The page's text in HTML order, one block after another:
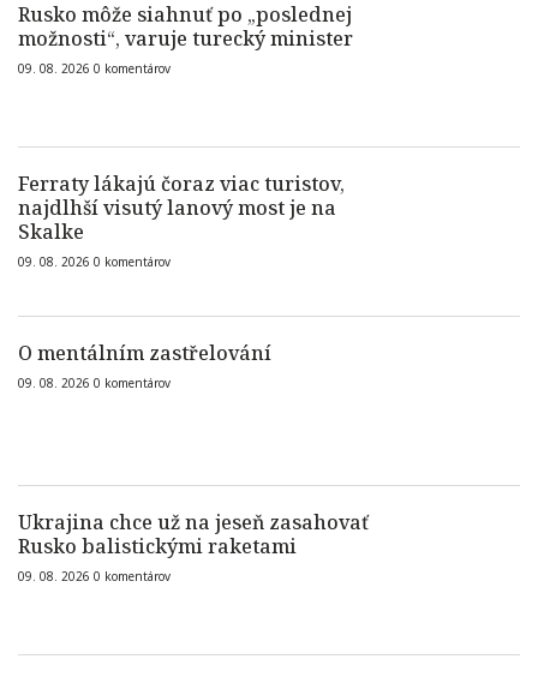
Rusko môže siahnuť po „poslednej
možnosti“, varuje turecký minister
09. 08. 2026 0 komentárov
Ferraty lákajú čoraz viac turistov,
najdlhší visutý lanový most je na
Skalke
09. 08. 2026 0 komentárov
O mentálním zastřelování
09. 08. 2026 0 komentárov
Ukrajina chce už na jeseň zasahovať
Rusko balistickými raketami
09. 08. 2026 0 komentárov